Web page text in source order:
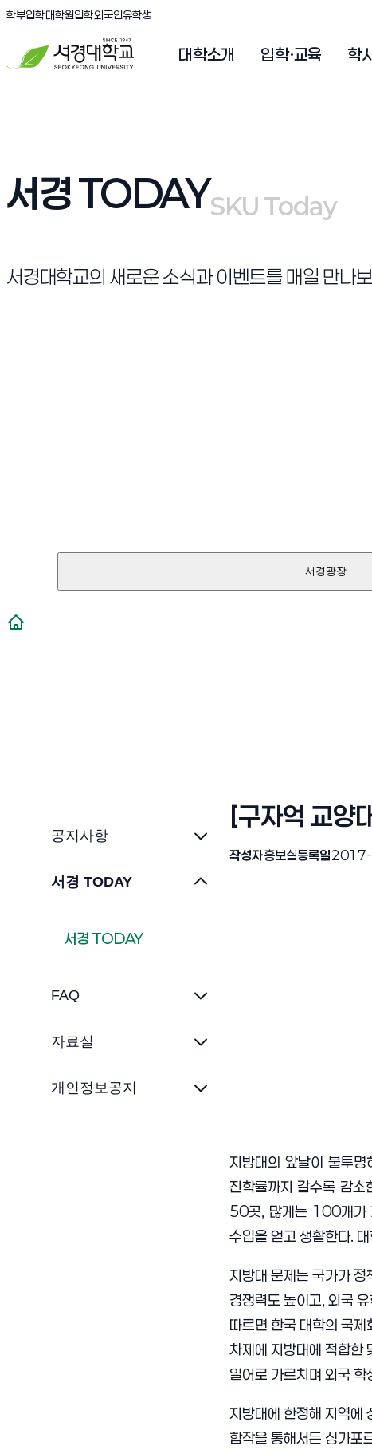
서경대학교
학부입학(새창 열림)
대학원입학(새창 열림)
외국인유학생(새창 열림)
대학소개 입학·교육 학
서경 TODAYSKU Today
SKU Today
서경대학교의 새로운 소식과 이벤트를 매일 만나
서경광장
공지사항
서경 TODAY
서경 TODAY
FAQ
자료실
개인정보공지
[구자억 교양
작성자홍보실등록일
지방대의 앞날이 불투
진학률까지 갈수록 감
50곳, 많게는 100개가
수입을 얻고 생활한다.
지방대 문제는 국가가
경쟁력도 높이고, 외국
따르면 한국 대학의 국
차제에 지방대에 적합한
일어로 가르치며 외국
지방대에 한정해 지역에
합작을 통해서든 싱가포